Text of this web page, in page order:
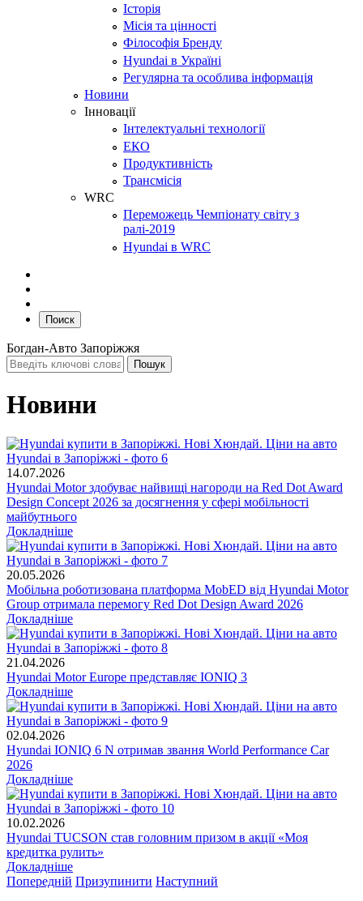
Історія
Місія та цінності
Філософія Бренду
Hyundai в Україні
Регулярна та особлива інформація
Новини
Інновації
Інтелектуальні технології
ЕКО
Продуктивність
Трансмісія
WRC
Переможець Чемпіонату світу з
ралі-2019
Hyundai в WRC
Поиск
Богдан-Авто Запоріжжя
Новини
14.07.2026
Hyundai Motor здобуває найвищі нагороди на Red Dot Award
Design Concept 2026 за досягнення у сфері мобільності
майбутнього
Докладніше
20.05.2026
Мобільна роботизована платформа MobED від Hyundai Motor
Group отримала перемогу Red Dot Design Award 2026
Докладніше
21.04.2026
Hyundai Motor Europe представляє IONIQ 3
Докладніше
02.04.2026
Hyundai IONIQ 6 N отримав звання World Performance Car
2026
Докладніше
10.02.2026
Hyundai TUCSON став головним призом в акції «Моя
кредитка рулить»
Докладніше
Попередній Призупинити Наступний